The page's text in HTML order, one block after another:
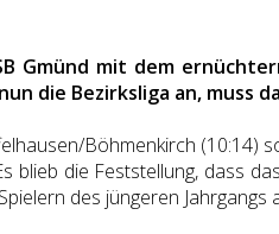
Gmünd mit dem
die Bezirksliga an, muss
Böhmenkirch
blieb die Feststellung, dass
des jüngeren Jahrgangs